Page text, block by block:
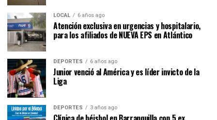
LOCAL 6 años ago
Atención exclusiva en urgencias y hospitalario,
para los afiliados de NUEVA EPS en Atlántico
DEPORTES 6 años ago
Junior venció al América y es líder invicto de la
Liga
DEPORTES 3 años ago